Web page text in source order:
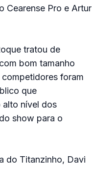
Cearense Pro e Artur
tratou de
bom tamanho
foram
que
alto nível dos
show para o
do Titanzinho, Davi